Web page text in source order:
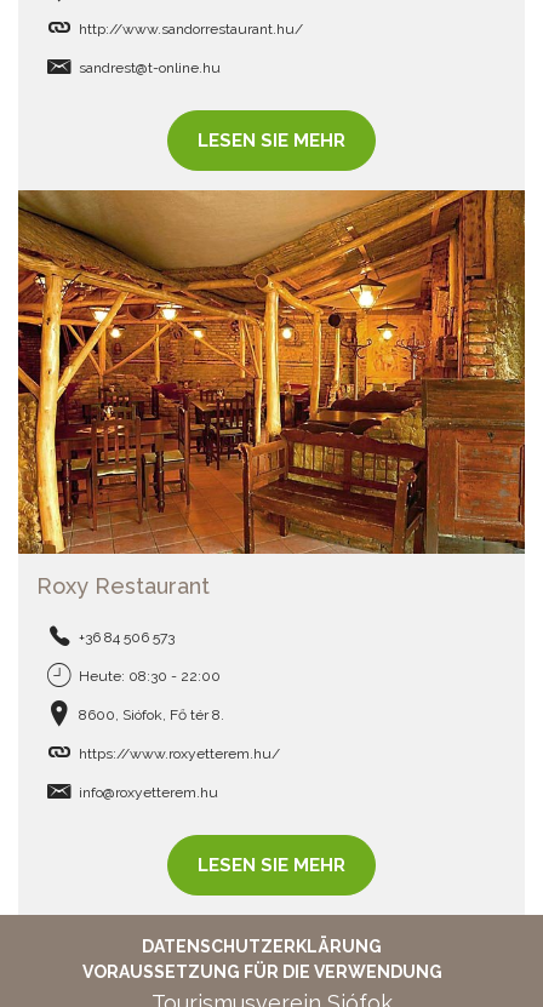
http://www.sandorrestaurant.hu/
sandrest@t-online.hu
LESEN SIE MEHR
Roxy Restaurant
+36 84 506 573
Heute: 08:30 - 22:00
8600, Siófok, Fő tér 8.
https://www.roxyetterem.hu/
info@roxyetterem.hu
LESEN SIE MEHR
DATENSCHUTZERKLÄRUNG
VORAUSSETZUNG FÜR DIE VERWENDUNG